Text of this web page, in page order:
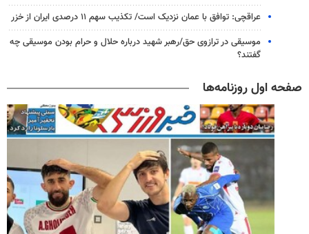
عراقچی: توافق با عمان نزدیک است/ تکذیب سهم ۱۱ درصدی ایران از خزر
موسیقی در ترازوی حق/رهبر شهید درباره حلال و حرام بودن موسیقی چه
گفتند؟
صفحه اول روزنامه‌ها